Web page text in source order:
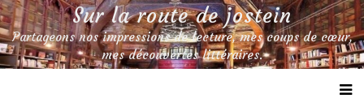
Skip
to
content
Sur la route de jostein
Partageons nos impressions de lecture, mes coups de cœur,
mes découvertes littéraires.